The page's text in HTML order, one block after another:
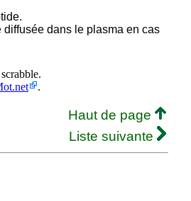
diffusée dans le plasma en cas
.
Haut de page
Liste suivante